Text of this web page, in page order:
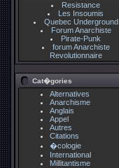
Resistance
Les Insoumis
Quebec Underground
Forum Anarchiste
Pirate-Punk
forum Anarchiste
Revolutionnaire
Cat�gories
Alternatives
Anarchisme
Anglais
Appel
Autres
Citations
�cologie
International
Millitantisme